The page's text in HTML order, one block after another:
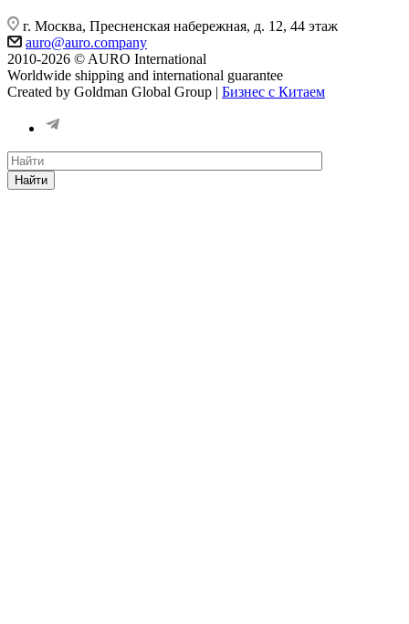
г. Москва, Пресненская набережная, д. 12, 44 этаж
auro@auro.company
2010-2026 © AURO International
Worldwide shipping and international guarantee
Created by Goldman Global Group | Бизнес с Китаем
Найти